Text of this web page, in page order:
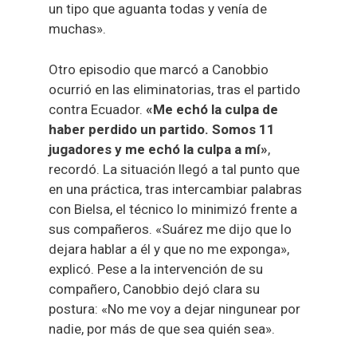
un tipo que aguanta todas y venía de
muchas».
Otro episodio que marcó a Canobbio
ocurrió en las eliminatorias, tras el partido
contra Ecuador.«Me echó la culpa de
haber perdido un partido. Somos 11
jugadores y me echó la culpa a mí»,
recordó. La situación llegó a tal punto que
en una práctica, tras intercambiar palabras
con Bielsa, el técnico lo minimizó frente a
sus compañeros. «Suárez me dijo que lo
dejara hablar a él y que no me exponga»,
explicó. Pese a la intervención de su
compañero, Canobbio dejó clara su
postura: «No me voy a dejar ningunear por
nadie, por más de que sea quién sea».